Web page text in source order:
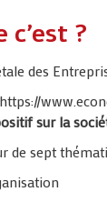
c’est ?
des
sur la
de sept